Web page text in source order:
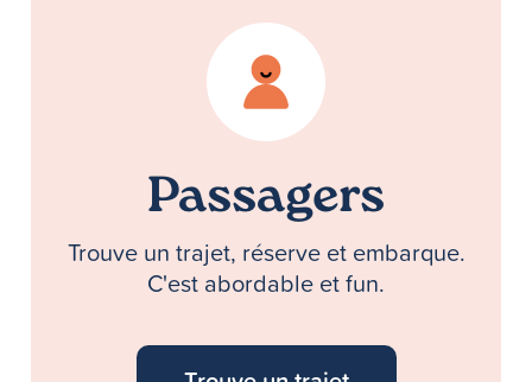
Passagers
Trouve un trajet, réserve et embarque.
C'est abordable et fun.